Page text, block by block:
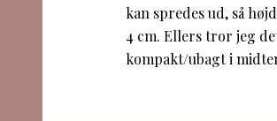
kan spredes ud, så
4 cm. Ellers tror jeg
kompakt/ubagt i